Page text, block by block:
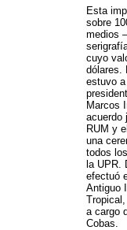
Esta
sobre
medios
cuyo
dólares.
estuvo
Marcos
acuerdo
RUM y
una
todos
la UPR.
efectuó
Antiguo
a cargo
Cobas.